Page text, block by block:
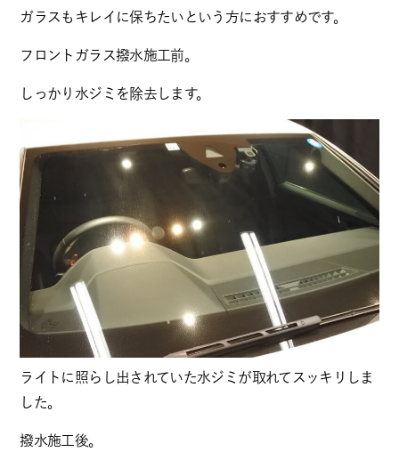
ガラスもキレイに保ちたいという方におすすめです。
フロントガラス撥水施工前。
しっかり水ジミを除去します。
ライトに照らし出されていた水ジミが取れてスッキリしま
した。
撥水施工後。